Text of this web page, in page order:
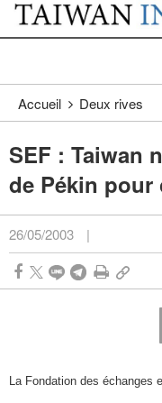
Passer au contenu
:::
Accueil Deux rives
SEF : Taiwan
de Pékin pour
26/05/2003 |
La Fondation des échanges